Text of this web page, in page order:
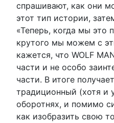
спрашивают, как они
этот тип истории,
«Теперь, когда мы это
крутого мы можем с
кажется, что WOLF
части и не особо
части. В итоге
традиционный (хотя
оборотнях, и помимо
как изобразить свою